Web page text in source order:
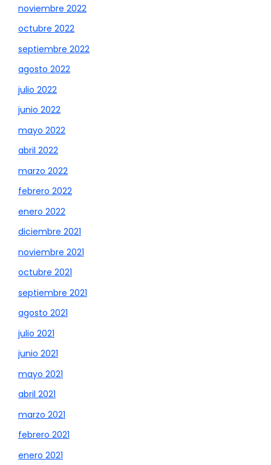
noviembre 2022
octubre 2022
septiembre 2022
agosto 2022
julio 2022
junio 2022
mayo 2022
abril 2022
marzo 2022
febrero 2022
enero 2022
diciembre 2021
noviembre 2021
octubre 2021
septiembre 2021
agosto 2021
julio 2021
junio 2021
mayo 2021
abril 2021
marzo 2021
febrero 2021
enero 2021